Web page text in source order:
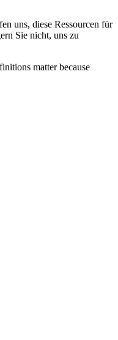
uns, diese Ressourcen für
Sie nicht, uns zu
matter because